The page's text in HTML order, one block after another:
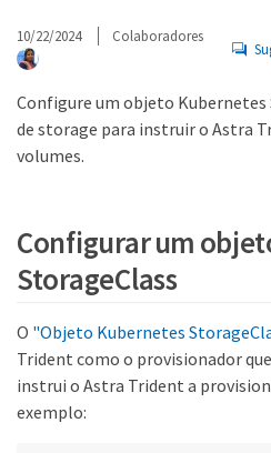
10/22/2024 Colaboradores
Configure um objeto Kubernetes
de storage para instruir o Astra
volumes.
Configurar um
StorageClass
O "Objeto Kubernetes
Trident como o provisionador
instrui o Astra Trident a
exemplo: